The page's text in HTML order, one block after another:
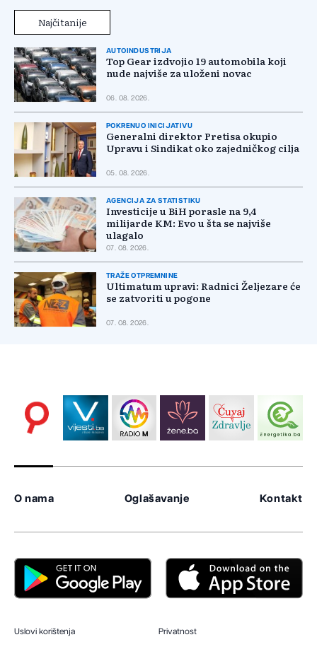
Najčitanije
AUTOINDUSTRIJA
Top Gear izdvojio 19 automobila koji
nude najviše za uloženi novac
06. 08. 2026.
POKRENUO INICIJATIVU
Generalni direktor Pretisa okupio
Upravu i Sindikat oko zajedničkog cilja
05. 08. 2026.
AGENCIJA ZA STATISTIKU
Investicije u BiH porasle na 9,4
milijarde KM: Evo u šta se najviše
ulagalo
07. 08. 2026.
TRAŽE OTPREMNINE
Ultimatum upravi: Radnici Željezare će
se zatvoriti u pogone
07. 08. 2026.
O nama Oglašavanje Kontakt
Uslovi korištenja Privatnost